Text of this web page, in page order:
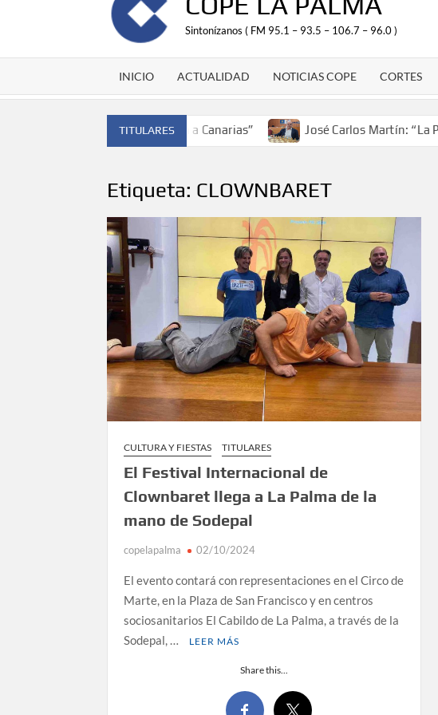
Sintonízanos ( FM 95.1 – 93.5 – 106.7 – 96.0 )
INICIO ACTUALIDAD NOTICIAS COPE CORTES
TITULARES
España y traer el cinturón a Canarias” José Carlos Martín: “La
Etiqueta: CLOWNBARET
CULTURA Y FIESTAS TITULARES
El Festival Internacional de
Clownbaret llega a La Palma de la
mano de Sodepal
copelapalma 02/10/2024
El evento contará con representaciones en el Circo de
Marte, en la Plaza de San Francisco y en centros
sociosanitarios El Cabildo de La Palma, a través de la
Sodepal, …
LEER MÁS
Share this...